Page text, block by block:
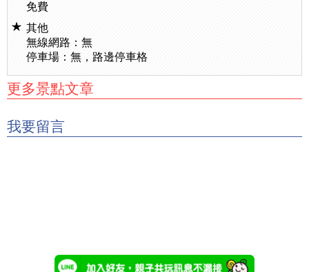
免費
其他
無線網路：無
停車場：無，路邊停車格
更多景點文章
我要留言